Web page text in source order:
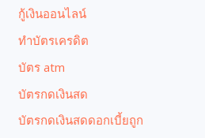
กู้เงินออนไลน์
ทำบัตรเครดิต
บัตร atm
บัตรกดเงินสด
บัตรกดเงินสดดอกเบี้ยถูก